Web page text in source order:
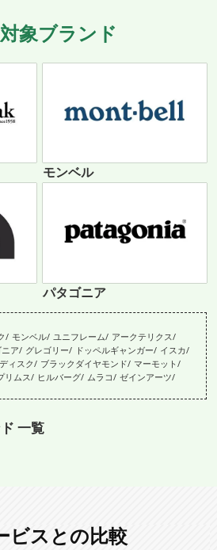
象ブランド
モンベル
パタゴニア
モンベル ユニフレーム
アークテリクス
ア グレゴリー ドッペルギャンガー
イスカ
ィスク ブラックダイヤモンド
マーモット
リムス ヒルバーグ ムラコ ゼインアーツ
一覧
ビスとの比較